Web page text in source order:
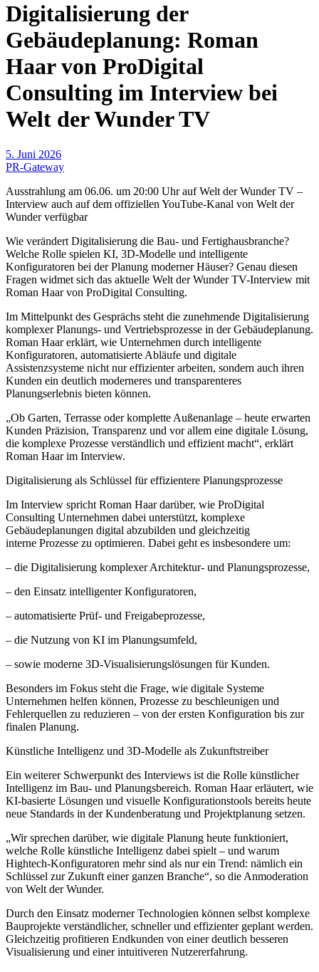
Digitalisierung der
Gebäudeplanung: Roman
Haar von ProDigital
Consulting im Interview bei
Welt der Wunder TV
5. Juni 2026
PR-Gateway
Ausstrahlung am 06.06. um 20:00 Uhr auf Welt der Wunder TV –
Interview auch auf dem offiziellen YouTube-Kanal von Welt der
Wunder verfügbar
Wie verändert Digitalisierung die Bau- und Fertighausbranche?
Welche Rolle spielen KI, 3D-Modelle und intelligente
Konfiguratoren bei der Planung moderner Häuser? Genau diesen
Fragen widmet sich das aktuelle Welt der Wunder TV-Interview mit
Roman Haar von ProDigital Consulting.
Im Mittelpunkt des Gesprächs steht die zunehmende Digitalisierung
komplexer Planungs- und Vertriebsprozesse in der Gebäudeplanung.
Roman Haar erklärt, wie Unternehmen durch intelligente
Konfiguratoren, automatisierte Abläufe und digitale
Assistenzsysteme nicht nur effizienter arbeiten, sondern auch ihren
Kunden ein deutlich moderneres und transparenteres
Planungserlebnis bieten können.
„Ob Garten, Terrasse oder komplette Außenanlage – heute erwarten
Kunden Präzision, Transparenz und vor allem eine digitale Lösung,
die komplexe Prozesse verständlich und effizient macht“, erklärt
Roman Haar im Interview.
Digitalisierung als Schlüssel für effizientere Planungsprozesse
Im Interview spricht Roman Haar darüber, wie ProDigital
Consulting Unternehmen dabei unterstützt, komplexe
Gebäudeplanungen digital abzubilden und gleichzeitig
interne Prozesse zu optimieren. Dabei geht es insbesondere um:
– die Digitalisierung komplexer Architektur- und Planungsprozesse,
– den Einsatz intelligenter Konfiguratoren,
– automatisierte Prüf- und Freigabeprozesse,
– die Nutzung von KI im Planungsumfeld,
– sowie moderne 3D-Visualisierungslösungen für Kunden.
Besonders im Fokus steht die Frage, wie digitale Systeme
Unternehmen helfen können, Prozesse zu beschleunigen und
Fehlerquellen zu reduzieren – von der ersten Konfiguration bis zur
finalen Planung.
Künstliche Intelligenz und 3D-Modelle als Zukunftstreiber
Ein weiterer Schwerpunkt des Interviews ist die Rolle künstlicher
Intelligenz im Bau- und Planungsbereich. Roman Haar erläutert, wie
KI-basierte Lösungen und visuelle Konfigurationstools bereits heute
neue Standards in der Kundenberatung und Projektplanung setzen.
„Wir sprechen darüber, wie digitale Planung heute funktioniert,
welche Rolle künstliche Intelligenz dabei spielt – und warum
Hightech-Konfiguratoren mehr sind als nur ein Trend: nämlich ein
Schlüssel zur Zukunft einer ganzen Branche“, so die Anmoderation
von Welt der Wunder.
Durch den Einsatz moderner Technologien können selbst komplexe
Bauprojekte verständlicher, schneller und effizienter geplant werden.
Gleichzeitig profitieren Endkunden von einer deutlich besseren
Visualisierung und einer intuitiveren Nutzererfahrung.